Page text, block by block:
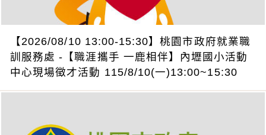
【2026/08/10 13:00-15:30】桃園市政府就業職
訓服務處 -【職涯攜手 一鹿相伴】內壢國小活動
中心現場徵才活動 115/8/10(一)13:00~15:30